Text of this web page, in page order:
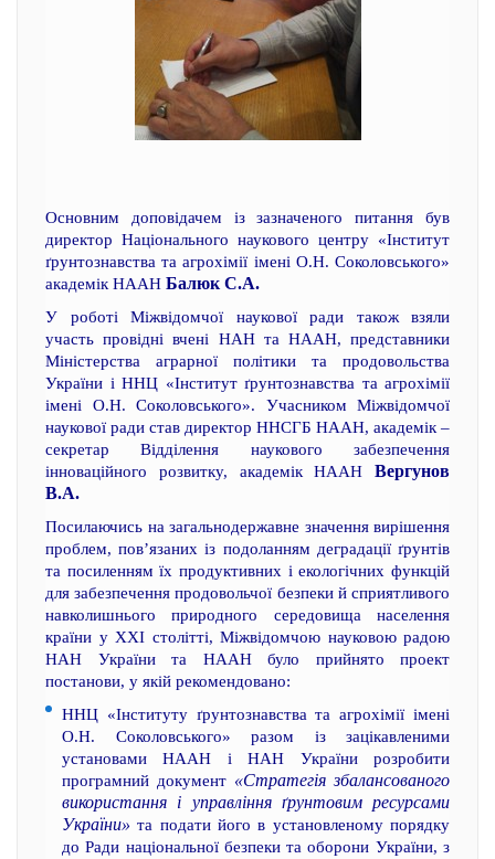
Основним доповідачем із зазначеного питання був
директор Національного наукового центру «Інститут
ґрунтознавства та агрохімії імені О.Н. Соколовського»
академік НААН Балюк С.А.
У роботі Міжвідомчої наукової ради також взяли
участь провідні вчені НАН та НААН, представники
Міністерства аграрної політики та продовольства
України і ННЦ «Інститут ґрунтознавства та агрохімії
імені О.Н. Соколовського». Учасником Міжвідомчої
наукової ради став директор ННСГБ НААН, академік –
секретар Відділення наукового забезпечення
інноваційного розвитку, академік НААН Вергунов
В.А.
Посилаючись на загальнодержавне значення вирішення
проблем, пов’язаних із подоланням деградації ґрунтів
та посиленням їх продуктивних і екологічних функцій
для забезпечення продовольчої безпеки й сприятливого
навколишнього природного середовища населення
країни у ХХI столітті, Міжвідомчою науковою радою
НАН України та НААН було прийнято проект
постанови, у якій рекомендовано:
ННЦ «Інституту ґрунтознавства та агрохімії імені
О.Н. Соколовського» разом із зацікавленими
установами НААН і НАН України розробити
програмний документ «Стратегія збалансованого
використання і управління ґрунтовим ресурсами
України» та подати його в установленому порядку
до Ради національної безпеки та оборони України, з